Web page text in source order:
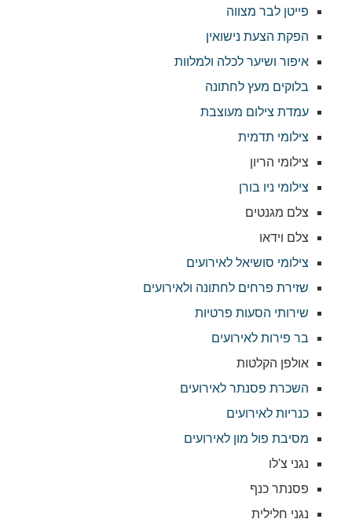
פייטן לבר מצווה
הפקת הצעת נישואין
איפור ושיער לכלה ולמלוות
בלוקים מעץ לחתונה
עמדת צילום מעוצבת
צילומי תדמית
צילומי הריון
צילומי ניו בורן
צלם מגנטים
צלם וידאו
צילומי סושיאל לאירועים
שזירת פרחים לחתונה ולאירועים
שירותי הסעות פרטיות
בר פירות לאירועים
אולפן הקלטות
השכרת פסנתר לאירועים
כנריות לאירועים
מסיבת פול מון לאירועים
נגני צ'לו
פסנתר כנף
נגני חלילית